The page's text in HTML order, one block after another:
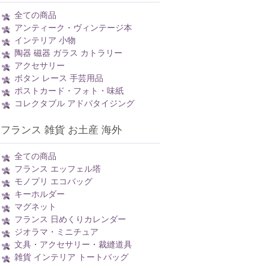
全ての商品
アンティーク・ヴィンテージ本
インテリア 小物
陶器 磁器 ガラス カトラリー
アクセサリー
ボタン レース 手芸用品
ポストカード・フォト・味紙
コレクタブル アドバタイジング
フランス 雑貨 お土産 海外
全ての商品
フランス エッフェル塔
モノプリ エコバッグ
キーホルダー
マグネット
フランス 日めくりカレンダー
ジオラマ・ミニチュア
文具・アクセサリー・裁縫道具
雑貨 インテリア トートバッグ